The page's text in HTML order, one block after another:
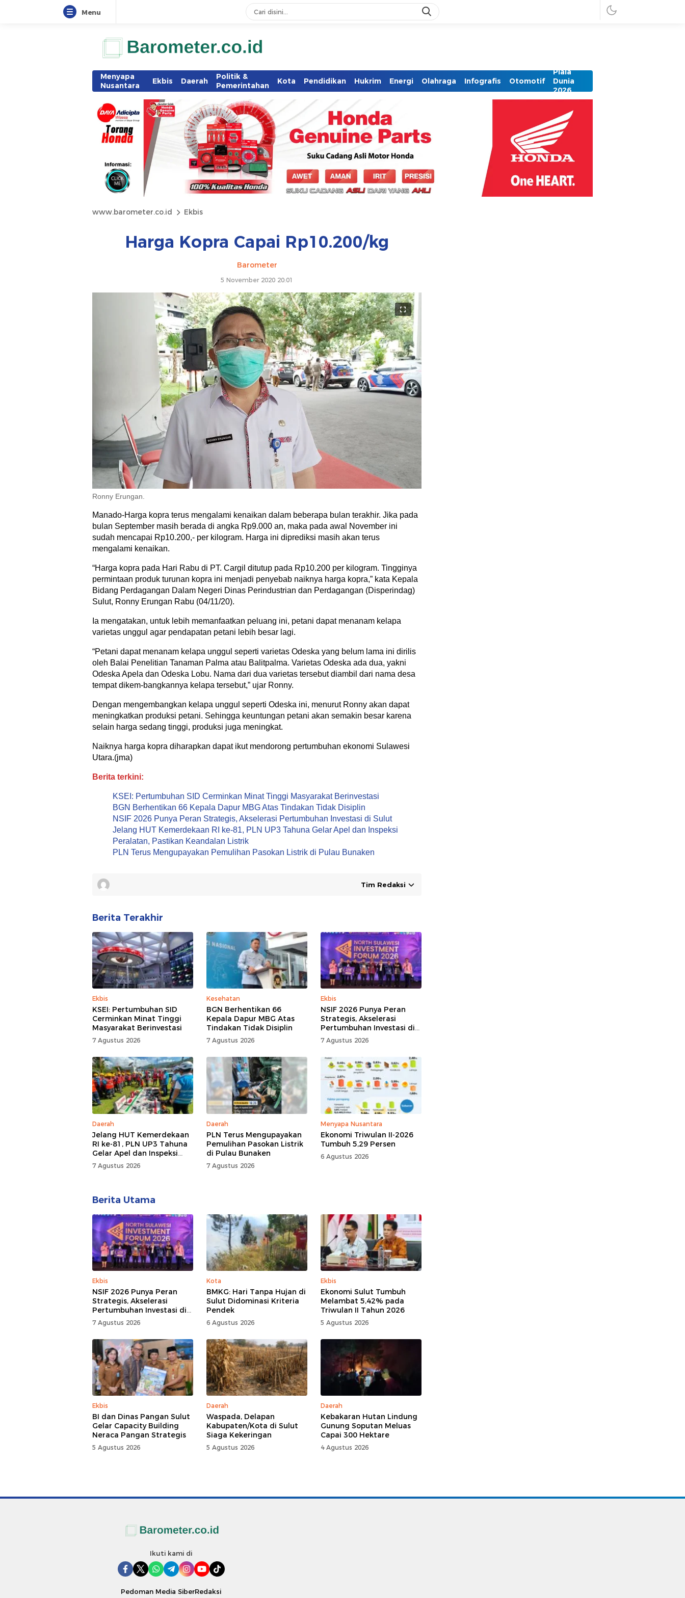
Menu
Menyapa
Nusantara
Ekbis Daerah
Politik &
Pemerintahan
Kota Pendidikan Hukrim Energi Olahraga Infografis Otomotif
Piala
Dunia
2026
www.barometer.co.id Ekbis
Harga Kopra Capai Rp10.200/kg
Barometer
5 November 2020 20:01
Ronny Erungan.
Manado-Harga kopra terus mengalami kenaikan dalam beberapa bulan terakhir. Jika pada
bulan September masih berada di angka Rp9.000 an, maka pada awal November ini
sudah mencapai Rp10.200,- per kilogram. Harga ini diprediksi masih akan terus
mengalami kenaikan.
“Harga kopra pada Hari Rabu di PT. Cargil ditutup pada Rp10.200 per kilogram. Tingginya
permintaan produk turunan kopra ini menjadi penyebab naiknya harga kopra,” kata Kepala
Bidang Perdagangan Dalam Negeri Dinas Perindustrian dan Perdagangan (Disperindag)
Sulut, Ronny Erungan Rabu (04/11/20).
Ia mengatakan, untuk lebih memanfaatkan peluang ini, petani dapat menanam kelapa
varietas unggul agar pendapatan petani lebih besar lagi.
“Petani dapat menanam kelapa unggul seperti varietas Odeska yang belum lama ini dirilis
oleh Balai Penelitian Tanaman Palma atau Balitpalma. Varietas Odeska ada dua, yakni
Odeska Apela dan Odeska Lobu. Nama dari dua varietas tersebut diambil dari nama desa
tempat dikem-bangkannya kelapa tersebut,” ujar Ronny.
Dengan mengembangkan kelapa unggul seperti Odeska ini, menurut Ronny akan dapat
meningkatkan produksi petani. Sehingga keuntungan petani akan semakin besar karena
selain harga sedang tinggi, produksi juga meningkat.
Naiknya harga kopra diharapkan dapat ikut mendorong pertumbuhan ekonomi Sulawesi
Utara.(jma)
Berita terkini:
KSEI: Pertumbuhan SID Cerminkan Minat Tinggi Masyarakat Berinvestasi
BGN Berhentikan 66 Kepala Dapur MBG Atas Tindakan Tidak Disiplin
NSIF 2026 Punya Peran Strategis, Akselerasi Pertumbuhan Investasi di Sulut
Jelang HUT Kemerdekaan RI ke-81, PLN UP3 Tahuna Gelar Apel dan Inspeksi
Peralatan, Pastikan Keandalan Listrik
PLN Terus Mengupayakan Pemulihan Pasokan Listrik di Pulau Bunaken
Tim Redaksi
Berita Terakhir
Ekbis
KSEI: Pertumbuhan SID
Cerminkan Minat Tinggi
Masyarakat Berinvestasi
7 Agustus 2026
Kesehatan
BGN Berhentikan 66
Kepala Dapur MBG Atas
Tindakan Tidak Disiplin
7 Agustus 2026
Ekbis
NSIF 2026 Punya Peran
Strategis, Akselerasi
Pertumbuhan Investasi di
Sulut
7 Agustus 2026
Daerah
Jelang HUT Kemerdekaan
RI ke-81, PLN UP3 Tahuna
Gelar Apel dan Inspeksi
Peralatan, Pastikan
Keandalan Listrik
7 Agustus 2026
Daerah
PLN Terus Mengupayakan
Pemulihan Pasokan Listrik
di Pulau Bunaken
7 Agustus 2026
Menyapa Nusantara
Ekonomi Triwulan II-2026
Tumbuh 5,29 Persen
6 Agustus 2026
Berita Utama
Ekbis
NSIF 2026 Punya Peran
Strategis, Akselerasi
Pertumbuhan Investasi di
Sulut
7 Agustus 2026
Kota
BMKG: Hari Tanpa Hujan di
Sulut Didominasi Kriteria
Pendek
6 Agustus 2026
Ekbis
Ekonomi Sulut Tumbuh
Melambat 5,42% pada
Triwulan II Tahun 2026
5 Agustus 2026
Ekbis
BI dan Dinas Pangan Sulut
Gelar Capacity Building
Neraca Pangan Strategis
5 Agustus 2026
Daerah
Waspada, Delapan
Kabupaten/Kota di Sulut
Siaga Kekeringan
5 Agustus 2026
Daerah
Kebakaran Hutan Lindung
Gunung Soputan Meluas
Capai 300 Hektare
4 Agustus 2026
Ikuti kami di
Pedoman Media SiberRedaksi